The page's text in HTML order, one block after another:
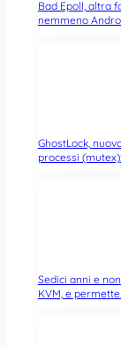
Bad Epoll, altra
nemmeno
GhostLock,
processi
Sedici anni e
KVM, e